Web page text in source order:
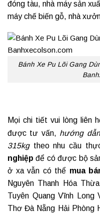
đóng tàu, nhà máy sản
máy chế biến gỗ, nhà
Bánh Xe Pu Lõi Gang
Mọi chi tiết vui lòng liên
được tư vấn, hướng
315kgtheo nhu cầu
nghiệp để có được bộ
ở xa vẫn có thể mua
Nguyên Thanh Hóa
Tuyên Quang Vĩnh Long
Thơ Đà Nẵng Hải Phòng